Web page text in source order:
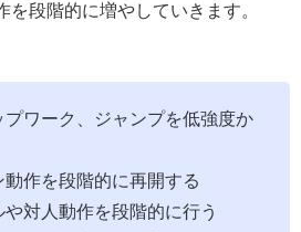
段階的に増やしていきます。
プワーク、ジャンプを低強度か
作を段階的に再開する
対人動作を段階的に行う